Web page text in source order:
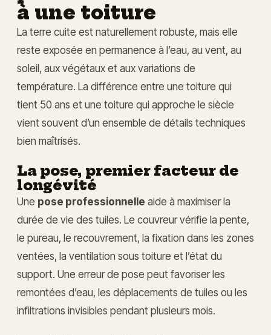
à une toiture
La terre cuite est naturellement robuste, mais elle
reste exposée en permanence à l’eau, au vent, au
soleil, aux végétaux et aux variations de
température. La différence entre une toiture qui
tient 50 ans et une toiture qui approche le siècle
vient souvent d’un ensemble de détails techniques
bien maîtrisés.
La pose, premier facteur de
longévité
Une pose professionnelle aide à maximiser la
durée de vie des tuiles. Le couvreur vérifie la pente,
le pureau, le recouvrement, la fixation dans les zones
ventées, la ventilation sous toiture et l’état du
support. Une erreur de pose peut favoriser les
remontées d’eau, les déplacements de tuiles ou les
infiltrations invisibles pendant plusieurs mois.